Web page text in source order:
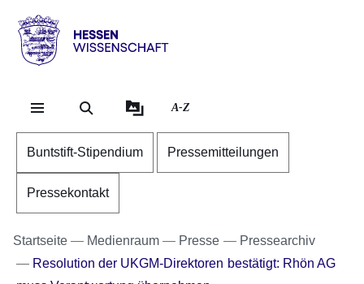
Hessen
Wissenschaft
A-Z
Buntstift-Stipendium Pressemitteilungen
Pressekontakt
Startseite Medienraum Presse
Pressearchiv
Resolution der UKGM-Direktoren bestätigt: Rhön AG